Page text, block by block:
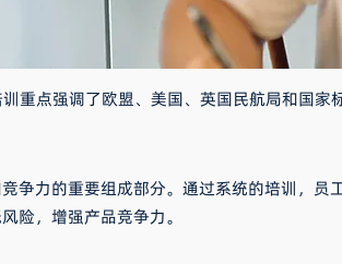
点强调了欧盟、美国、英国民航局和国家
力的重要组成部分。通过系统的培训，
险，增强产品竞争力。